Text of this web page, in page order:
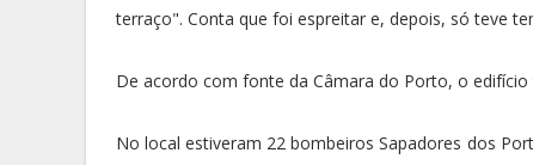
terraço". Conta que foi espreitar e, depois, só teve
De acordo com fonte da Câmara do Porto, o
No local estiveram 22 bombeiros Sapadores dos